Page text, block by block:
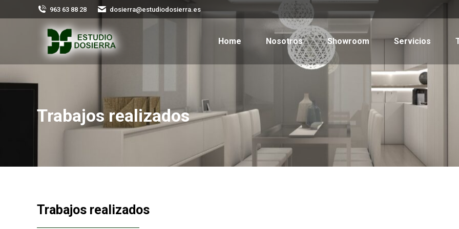
963 63 88 28 dosierra@estudiodosierra.es
Home Nosotros Showroom Servicios
Trabajos realizados
Trabajos realizados